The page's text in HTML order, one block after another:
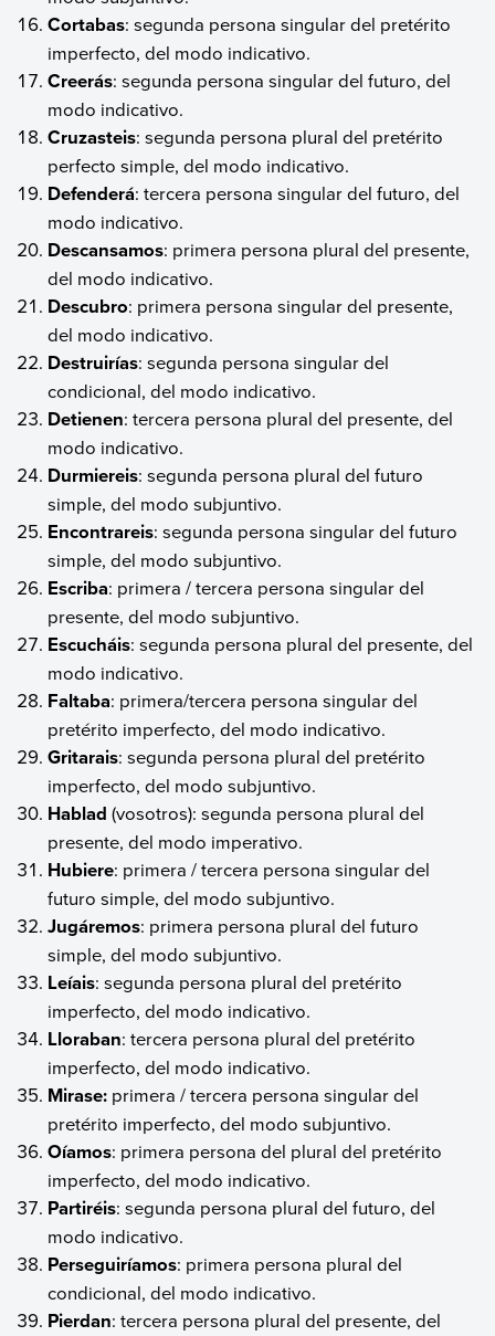
Cortabas: segunda persona singular del pretérito
imperfecto, del modo indicativo.
Creerás: segunda persona singular del futuro, del
modo indicativo.
Cruzasteis: segunda persona plural del pretérito
perfecto simple, del modo indicativo.
Defenderá: tercera persona singular del futuro, del
modo indicativo.
Descansamos: primera persona plural del presente,
del modo indicativo.
Descubro: primera persona singular del presente,
del modo indicativo.
Destruirías: segunda persona singular del
condicional, del modo indicativo.
Detienen: tercera persona plural del presente, del
modo indicativo.
Durmiereis: segunda persona plural del futuro
simple, del modo subjuntivo.
Encontrareis: segunda persona singular del futuro
simple, del modo subjuntivo.
Escriba: primera / tercera persona singular del
presente, del modo subjuntivo.
Escucháis: segunda persona plural del presente, del
modo indicativo.
Faltaba: primera/tercera persona singular del
pretérito imperfecto, del modo indicativo.
Gritarais: segunda persona plural del pretérito
imperfecto, del modo subjuntivo.
Hablad (vosotros): segunda persona plural del
presente, del modo imperativo.
Hubiere: primera / tercera persona singular del
futuro simple, del modo subjuntivo.
Jugáremos: primera persona plural del futuro
simple, del modo subjuntivo.
Leíais: segunda persona plural del pretérito
imperfecto, del modo indicativo.
Lloraban: tercera persona plural del pretérito
imperfecto, del modo indicativo.
Mirase: primera / tercera persona singular del
pretérito imperfecto, del modo subjuntivo.
Oíamos: primera persona del plural del pretérito
imperfecto, del modo indicativo.
Partiréis: segunda persona plural del futuro, del
modo indicativo.
Perseguiríamos: primera persona plural del
condicional, del modo indicativo.
Pierdan: tercera persona plural del presente, del